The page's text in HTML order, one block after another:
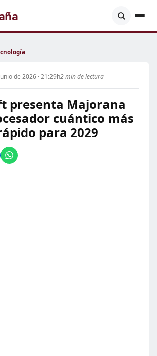
de 2026 · 21:29h2 min de lectura
presenta Majorana
cuántico más
para 2029